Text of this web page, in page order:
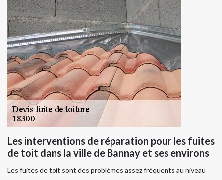
Les interventions de réparation pour les fuites
de toit dans la ville de Bannay et ses environs
Les fuites de toit sont des problèmes assez fréquents au niveau